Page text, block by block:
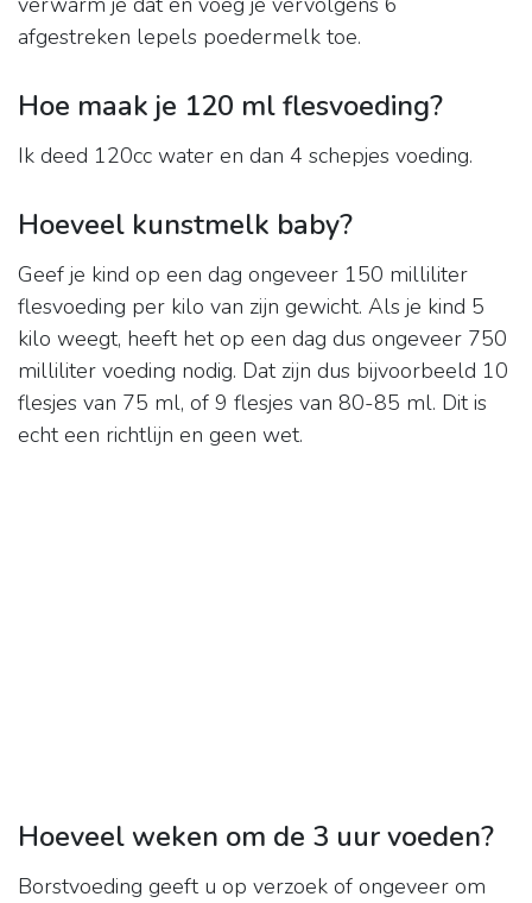
afgestreken lepels poedermelk toe.
Hoe maak je 120 ml flesvoeding?
Ik deed 120cc water en dan 4 schepjes voeding.
Hoeveel kunstmelk baby?
Geef je kind op een dag ongeveer 150 milliliter
flesvoeding per kilo van zijn gewicht. Als je kind 5
kilo weegt, heeft het op een dag dus ongeveer 750
milliliter voeding nodig. Dat zijn dus bijvoorbeeld 10
flesjes van 75 ml, of 9 flesjes van 80-85 ml. Dit is
echt een richtlijn en geen wet.
Hoeveel weken om de 3 uur voeden?
Borstvoeding geeft u op verzoek of ongeveer om